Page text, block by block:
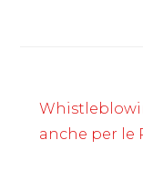
anche per le